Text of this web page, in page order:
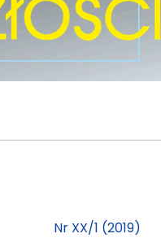
Nr XX/1 (2019)